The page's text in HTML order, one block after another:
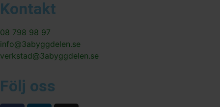
Kontakt
08 798 98 97
info@3abyggdelen.se
verkstad@3abyggdelen.se
Följ oss